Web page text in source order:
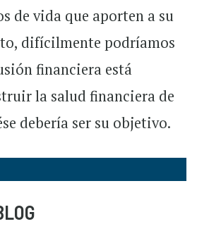
de vida que aporten a su
difícilmente podríamos
financiera está
la salud financiera de
debería ser su objetivo.